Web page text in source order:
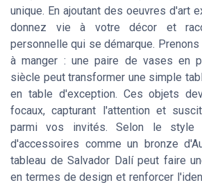
unique. En ajoutant des oeuvres d'art
donnez vie à votre décor et
personnelle qui se démarque.
à manger : une paire de vases en
siècle peut transformer une simple
en table d'exception. Ces objets
focaux, capturant l'attention et
parmi vos invités. Selon le style
d'accessoires comme un bronze
tableau de Salvador Dalí peut faire
en termes de design et renforcer